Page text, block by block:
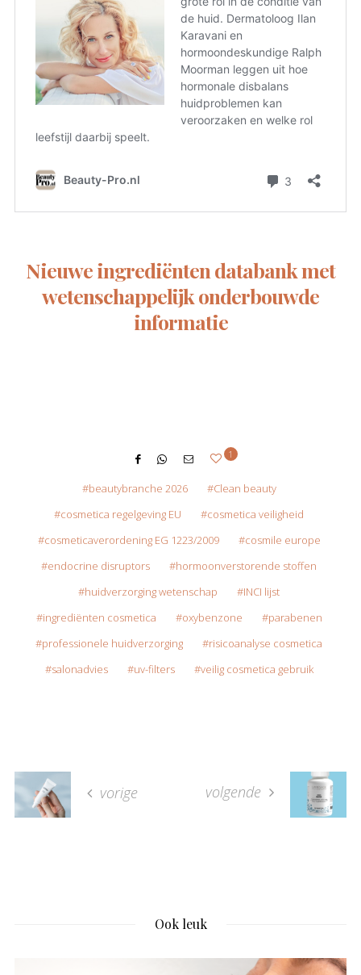
Nieuwe ingrediënten databank met
wetenschappelijk onderbouwde
informatie
1
beautybranche 2026
Clean beauty
cosmetica regelgeving EU
cosmetica veiligheid
cosmeticaverordening EG 1223/2009
cosmile europe
endocrine disruptors
hormoonverstorende stoffen
huidverzorging wetenschap
INCI lijst
ingrediënten cosmetica
oxybenzone
parabenen
professionele huidverzorging
risicoanalyse cosmetica
salonadvies
uv-filters veilig cosmetica gebruik
vorige volgende
Ook leuk